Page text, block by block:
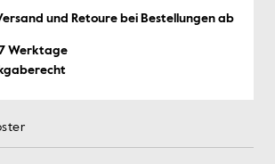
und Retoure bei Bestellungen ab
Werktage